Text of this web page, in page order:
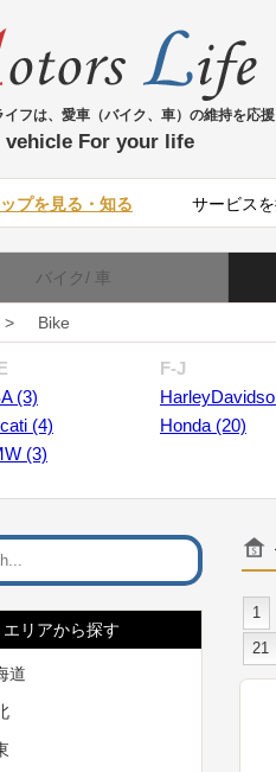
イフは、愛車（バイク、車）の維持を応援
vehicle For your life
プを見る・知る サービス
バイク/ 車
> Bike
(3)
(4)
(3)
F-J
Honda (20)
エリアから探す
道
1
21